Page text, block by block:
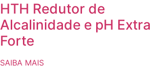
HTH Redutor de
Alcalinidade e pH Extra
Forte
SAIBA MAIS